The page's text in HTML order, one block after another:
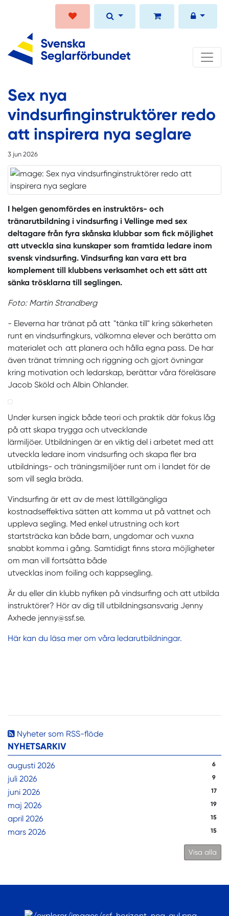
Nyheter som RSS-flöde
NYHETSARKIV
augusti 2026 6
juli 2026 9
juni 2026 17
maj 2026 19
april 2026 15
mars 2026 15
Visa alla
Sex nya
vindsurfinginstruktörer redo
att inspirera nya seglare
3 jun 2026
I helgen genomfördes en instruktörs- och
tränarutbildning i vindsurfing i Vellinge med sex
deltagare från fyra skånska klubbar som fick möjlighet
att utveckla sina kunskaper som framtida ledare inom
svensk vindsurfing. Vindsurfing kan vara ett bra
komplement till klubbens verksamhet och ett sätt att
sänka trösklarna till seglingen.
Foto: Martin Strandberg
- Eleverna har tränat på att "tänka till" kring säkerheten
runt en vindsurfingkurs, välkomna elever och berätta om
materialet och att planera och hålla egna pass. De har
även tränat trimning och riggning och gjort övningar
kring motivation och ledarskap, berättar våra föreläsare
Jacob Sköld och Albin Ohlander.
Under kursen ingick både teori och praktik där fokus låg
på att skapa trygga och utvecklande
lärmiljöer. Utbildningen är en viktig del i arbetet med att
utveckla ledare inom vindsurfing och skapa fler bra
utbildnings- och träningsmiljöer runt om i landet för de
som vill segla bräda.
Vindsurfing är ett av de mest lättillgängliga
kostnadseffektiva sätten att komma ut på vattnet och
uppleva segling. Med enkel utrustning och kort
startsträcka kan både barn, ungdomar och vuxna
snabbt komma i gång. Samtidigt finns stora möjligheter
om man vill fortsätta både
utvecklas inom foiling och kappsegling.
Är du eller din klubb nyfiken på vindsurfing och att utbilda
instruktörer? Hör av dig till utbildningsansvarig Jenny
Axhede jenny@ssf.se.
Här kan du läsa mer om våra ledarutbildningar.